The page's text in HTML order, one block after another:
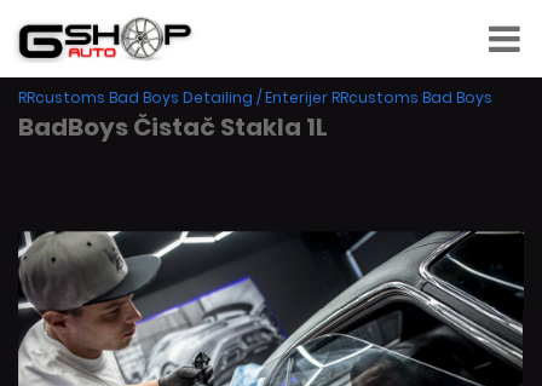
RRcustoms Bad Boys Detailing /Enterijer RRcustoms Bad Boys
BadBoys Čistač Stakla 1L